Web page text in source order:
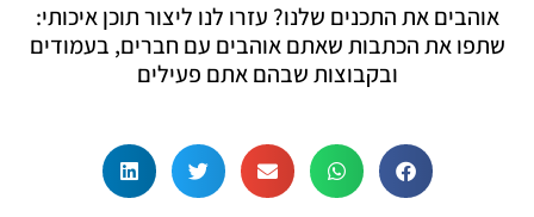
אוהבים את התכנים שלנו? עזרו לנו ליצור תוכן איכותי:
שתפו את הכתבות שאתם אוהבים עם חברים, בעמודים
ובקבוצות שבהם אתם פעילים